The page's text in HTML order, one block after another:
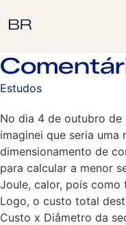
Estudos
No dia 4 de outubro de
imaginei que seria uma
dimensionamento de
para calcular a menor
Joule, calor, pois como
Logo, o custo total
Custo x Diâmetro da